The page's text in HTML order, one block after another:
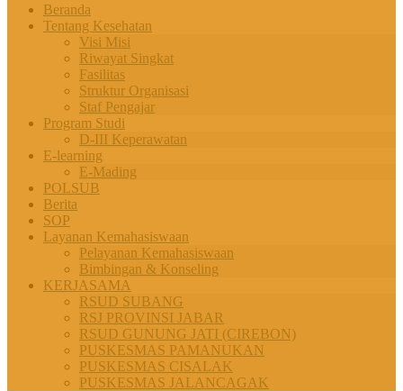
Beranda
Tentang Kesehatan
Visi Misi
Riwayat Singkat
Fasilitas
Struktur Organisasi
Staf Pengajar
Program Studi
D-III Keperawatan
E-learning
E-Mading
POLSUB
Berita
SOP
Layanan Kemahasiswaan
Pelayanan Kemahasiswaan
Bimbingan & Konseling
KERJASAMA
RSUD SUBANG
RSJ PROVINSI JABAR
RSUD GUNUNG JATI (CIREBON)
PUSKESMAS PAMANUKAN
PUSKESMAS CISALAK
PUSKESMAS JALANCAGAK